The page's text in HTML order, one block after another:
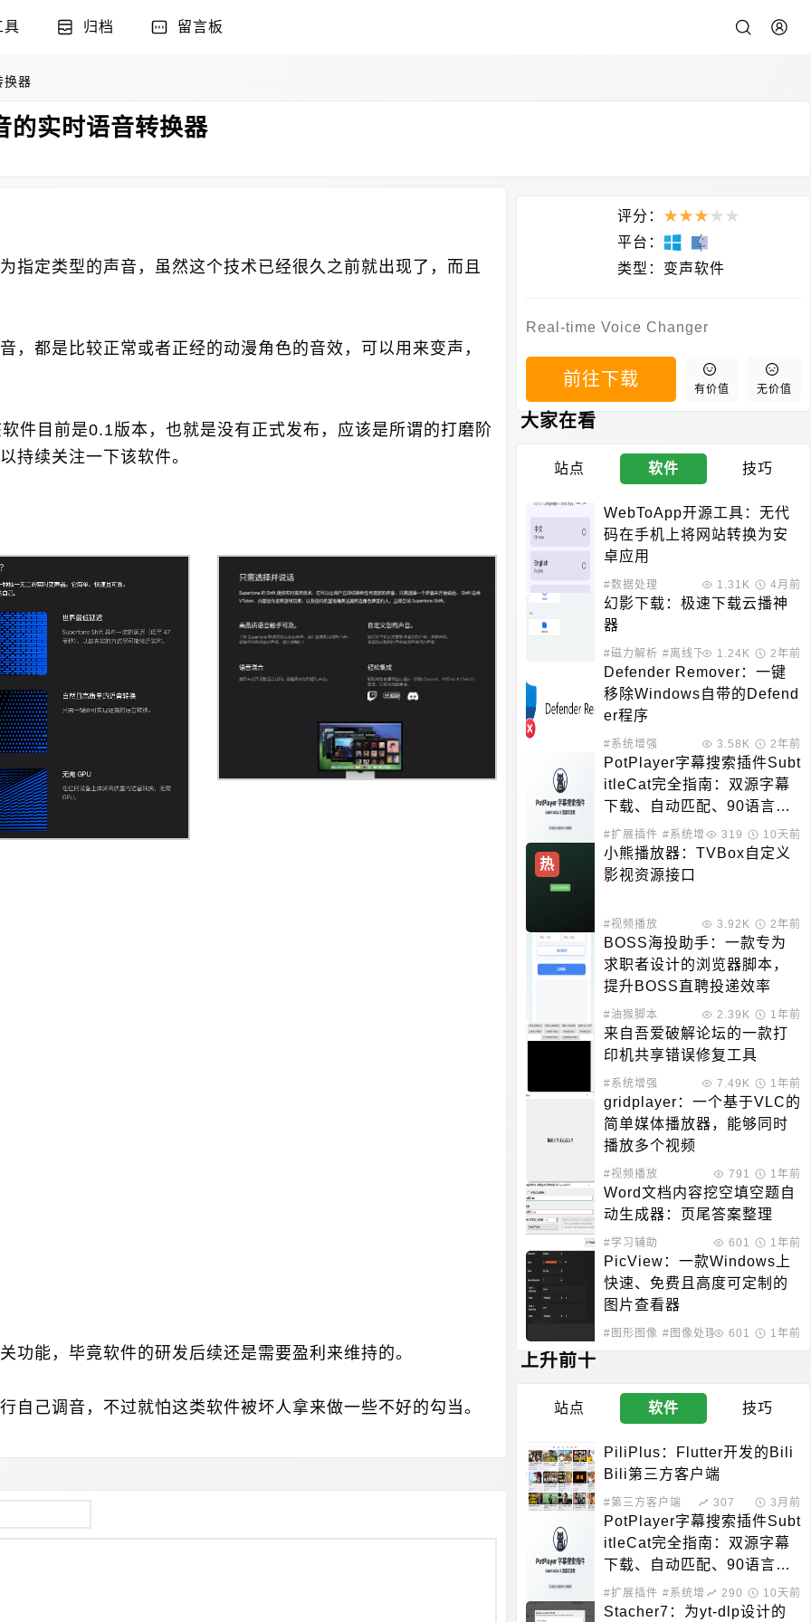
具 归档 留言板
换器
实时语音转换器
指定类型的声音，虽然这个技术已经很久之前就出现了，而且
，都是比较正常或者正经的动漫角色的音效，可以用来变声，
件目前是0.1版本，也就是没有正式发布，应该是所谓的打磨阶
持续关注一下该软件。
功能，毕竟软件的研发后续还是需要盈利来维持的。
自己调音，不过就怕这类软件被坏人拿来做一些不好的勾当。
评分： ★★★ ★ ★
平台：
类型： 变声软件
Real-time Voice Changer
前往下载 有价值 无价值
大家在看
站点 软件 技巧
WebToApp开源工具：无代
码在手机上将网站转换为安
卓应用
#数据处理 1.31K 4月前
幻影下载：极速下载云播神
器
#磁力解析 #离线下载 1.24K 2年前
Defender Remover：一键
移除Windows自带的Defend
er程序
#系统增强 3.58K 2年前
PotPlayer字幕搜索插件Subt
itleCat完全指南：双源字幕
下载、自动匹配、90语言支
持
#扩展插件 #系统增强 319 10天前
热
小熊播放器：TVBox自定义
影视资源接口
#视频播放 3.92K 2年前
BOSS海投助手：一款专为
求职者设计的浏览器脚本，
提升BOSS直聘投递效率
#油猴脚本 2.39K 1年前
来自吾爱破解论坛的一款打
印机共享错误修复工具
#系统增强 7.49K 1年前
gridplayer：一个基于VLC的
简单媒体播放器，能够同时
播放多个视频
#视频播放 791 1年前
Word文档内容挖空填空题自
动生成器：页尾答案整理
#学习辅助 601 1年前
PicView：一款Windows上
快速、免费且高度可定制的
图片查看器
#图形图像 #图像处理 601 1年前
上升前十
站点 软件 技巧
PiliPlus：Flutter开发的Bili
Bili第三方客户端
#第三方客户端 307 3月前
PotPlayer字幕搜索插件Subt
itleCat完全指南：双源字幕
下载、自动匹配、90语言支
持
#扩展插件 #系统增强 290 10天前
Stacher7：为yt-dlp设计的